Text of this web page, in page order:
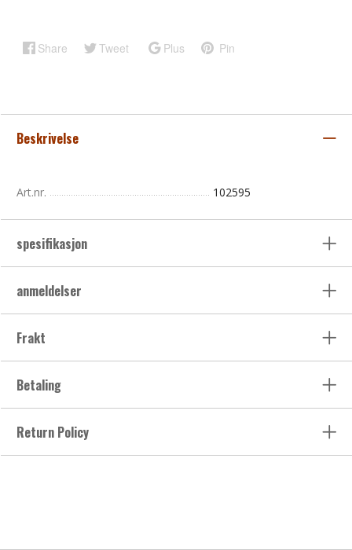
Share Tweet Plus Pin
Beskrivelse
Art.nr. 102595
spesifikasjon
anmeldelser
Frakt
Betaling
Return Policy